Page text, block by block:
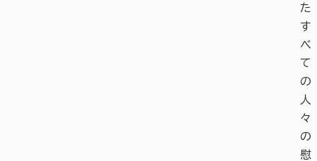
た
す
べ
て
の
人
々
の
慰